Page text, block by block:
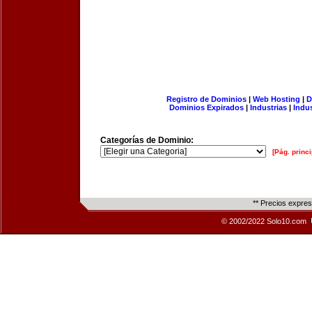
Registro de Dominios| Web Hosting |
Dominios Expirados | Industrias |
Categorías de Dominio:
[Pág.
** Precios
© 2002/2022 Solo10.com